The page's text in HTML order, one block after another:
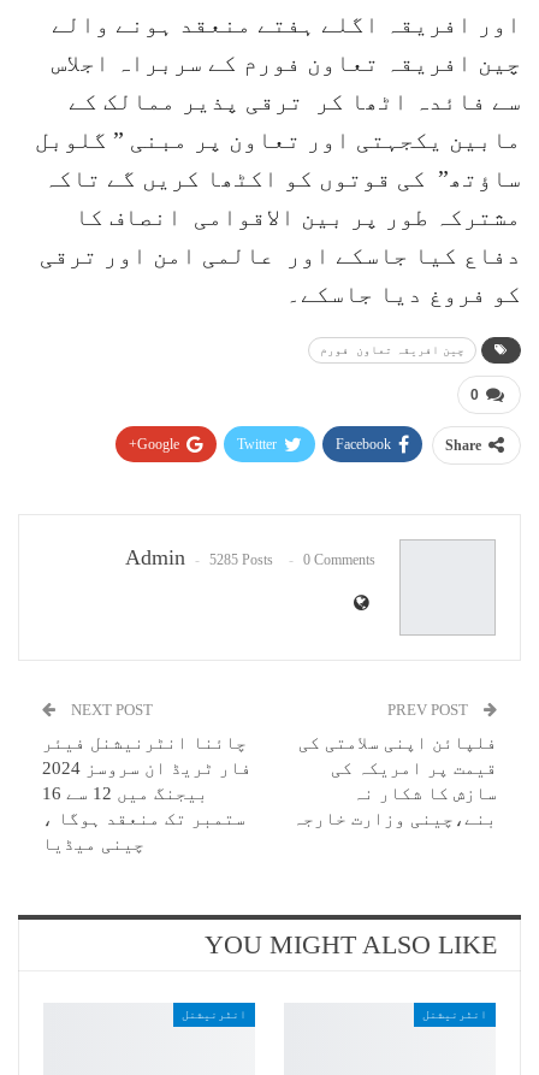
اور افریقہ اگلے ہفتے منعقد ہونے والے
چین افریقہ تعاون فورم کے سربراہ اجلاس
سے فائدہ اٹھا کر ترقی پذیر ممالک کے
مابین یکجہتی اور تعاون پر مبنی ” گلوبل
ساؤتھ” کی قوتوں کو اکٹھا کریں گے تاکہ
مشترکہ طور پر بین الاقوامی انصاف کا
دفاع کیا جاسکے اور عالمی امن اور ترقی
کو فروغ دیا جاسکے۔
چین افریقہ تعاون فورم
0
Share
Facebook
Twitter
Google+
Admin 5285 Posts 0 Comments
فلپائن اپنی سلامتی کی
قیمت پر امریکہ کی
سازش کا شکار نہ
بنے،چینی وزارت خارجہ
NEXT POST
چائنا انٹرنیشنل فیئر
فار ٹریڈ ان سروسز 2024
بیجنگ میں 12 سے 16
ستمبر تک منعقد ہوگا ،
چینی میڈیا
YOU MIGHT ALSO LIKE
انٹرنیشنل انٹرنیشنل